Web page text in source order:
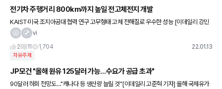
전기차 주행거리 800km까지 높일 전고체전지 개발
KAIST·미국 조지아공대 협력 연구 고무형태 고체 전해질로 우수한 성능 [이데일리 강민
구 기자] 한국 연구자들이 한번 충전으로 500km 수준의 전기자동차 주행거리를 800 k
vi
2
11 1,704 22.01.13
자유주제
JP모건 "올해 원유 125달러 가능…수요가 공급 초과"
90달러 하회 전망도…"캐나다 등 생산량 늘릴 것"[이데일리 고준혁 기자] 올해 국제유가